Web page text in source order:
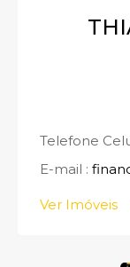
Telefone
E-mail :
Ver Imóveis